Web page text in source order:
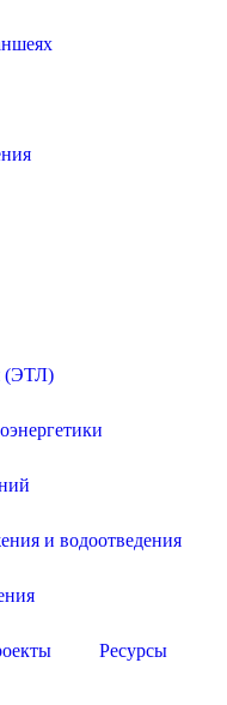
(ЭТЛ)
и водоотведения
Ресурсы